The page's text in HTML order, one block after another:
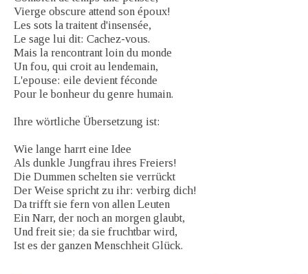
Vierge obscure attend son époux!
Les sots la traitent d'insensée,
Le sage lui dit: Cachez-vous.
Mais la rencontrant loin du monde
Un fou, qui croit au lendemain,
L'epouse: eile devient féconde
Pour le bonheur du genre humain.
Ihre wörtliche Übersetzung ist:
Wie lange harrt eine Idee
Als dunkle Jungfrau ihres Freiers!
Die Dummen schelten sie verrückt
Der Weise spricht zu ihr: verbirg dich!
Da trifft sie fern von allen Leuten
Ein Narr, der noch an morgen glaubt,
Und freit sie; da sie fruchtbar wird,
Ist es der ganzen Menschheit Glück.